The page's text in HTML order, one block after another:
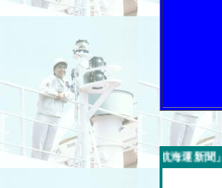
今週の「内航海運新聞」広告スポンサー企